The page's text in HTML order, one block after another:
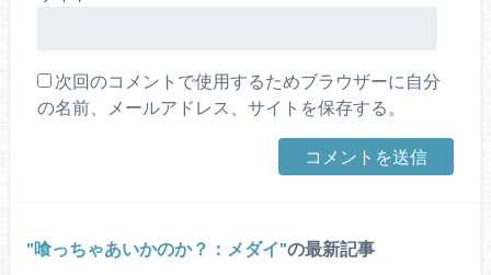
次回のコメントで使用するためブラウザーに自分
の名前、メールアドレス、サイトを保存する。
喰っちゃあいかのか？：メダイ の最新記事